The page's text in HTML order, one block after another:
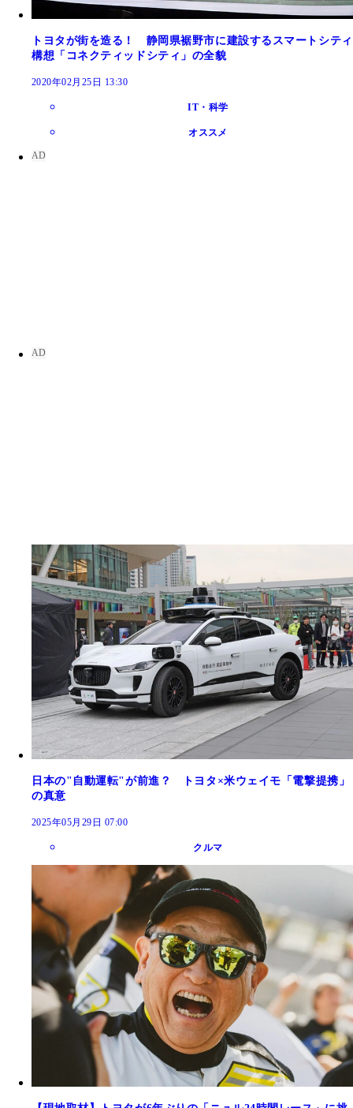
トヨタが街を造る！ 静岡県裾野市に建設するスマートシティ
構想「コネクティッドシティ」の全貌
2020年02月25日 13:30
IT・科学
オススメ
日本の"自動運転"が前進？ トヨタ×米ウェイモ「電撃提携」
の真意
2025年05月29日 07:00
クルマ